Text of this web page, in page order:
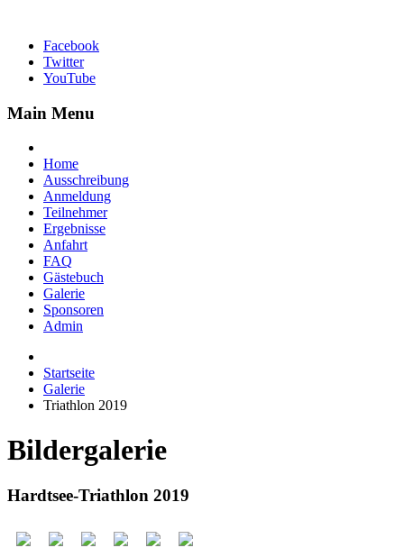
Facebook
Twitter
YouTube
Main Menu
Home
Ausschreibung
Anmeldung
Teilnehmer
Ergebnisse
Anfahrt
FAQ
Gästebuch
Galerie
Sponsoren
Admin
Startseite
Galerie
Triathlon 2019
Bildergalerie
Hardtsee-Triathlon 2019